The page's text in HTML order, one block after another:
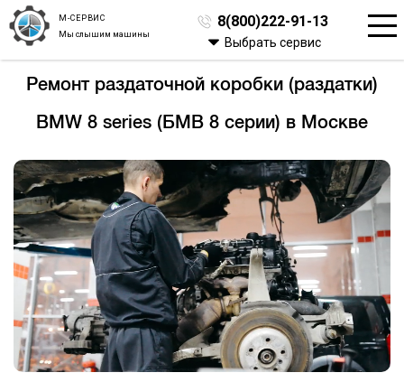
М-СЕРВИС
Мы слышим машины
8(800)222-91-13
Выбрать сервис
Ремонт раздаточной коробки (раздатки)
BMW 8 series (БМВ 8 серии) в Москве